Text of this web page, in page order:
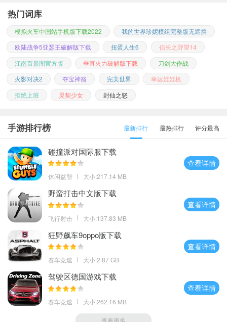
热门词库
模拟火车中国站手机版下载2022
我的世界珍妮模组完整版无遮挡
欧陆战争5亚瑟王破解版下载
扭蛋人生6
信长之野望14
江南百景图官方版
垂直火力破解版下载
刀剑大作战
火影对决2
夺宝神箭 完美世界
幸运娃娃机
拒绝上班
灵契少女 封仙之怒
手游排行榜 最新排行 最热排行 评分最高
碰撞派对国际服下载
休闲益智 大小:217.14 MB
查看详情
野蛮打击中文版下载
飞行射击 大小:137.83 MB
查看详情
狂野飙车9oppo版下载
赛车竞速 大小:2.87 GB
查看详情
驾驶区德国游戏下载
赛车竞速 大小:262.16 MB
查看详情
查看更多